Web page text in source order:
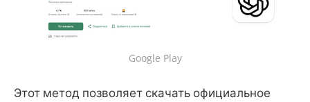
Google Play
Этот метод позволяет скачать официальное